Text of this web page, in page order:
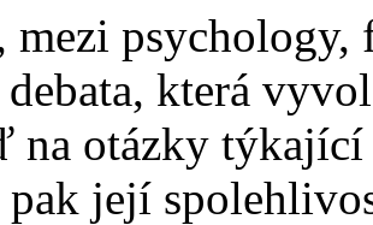
mezi psychology,
která
na otázky
pak její